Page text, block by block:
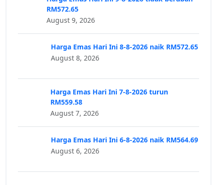
RM572.65
August 9, 2026
Harga Emas Hari Ini 8-8-2026 naik RM572.65
August 8, 2026
Harga Emas Hari Ini 7-8-2026 turun
RM559.58
August 7, 2026
Harga Emas Hari Ini 6-8-2026 naik RM564.69
August 6, 2026